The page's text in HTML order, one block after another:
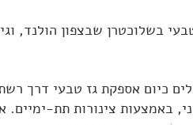
טבעי בשלוכטרן שבצפון הולנד,
כיום אספקת גז טבעי דרך
באמצעות צינורות תת-ימיים.